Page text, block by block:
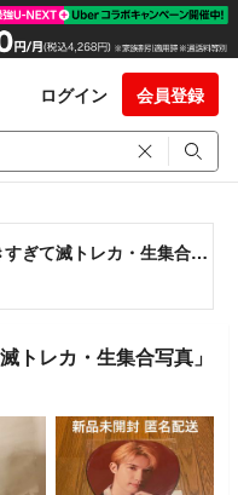
ログイン 会員登録
山中柔太朗トレカ・好きすぎて滅トレカ・生集合写真
トレカ・生集合写真」